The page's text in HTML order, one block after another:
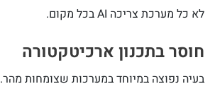
לא כל מערכת צריכה AI בכל מקום.
חוסר בתכנון ארכיטקטורה
בעיה נפוצה במיוחד במערכות שצומחות מהר.